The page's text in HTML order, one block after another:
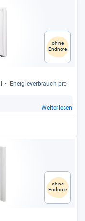
ohne
Endnote
Ener­gie­ver­brauch pro
Weiterlesen
ohne
Endnote